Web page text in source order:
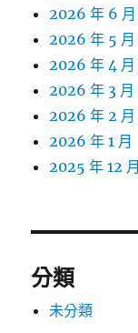
2026 年 6 月
2026 年 5 月
2026 年 4 月
2026 年 3 月
2026 年 2 月
2026 年 1 月
2025 年 12 月
分類
未分類